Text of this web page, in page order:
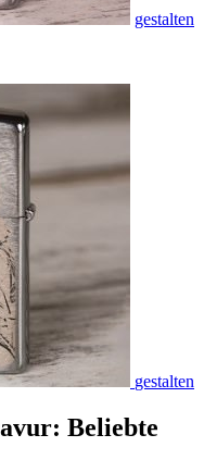
gestalten
gestalten
Beliebte